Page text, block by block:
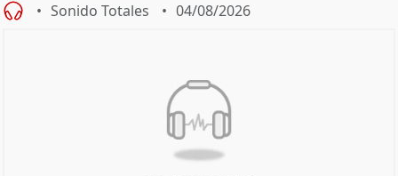
Sonido Totales 04/08/2026